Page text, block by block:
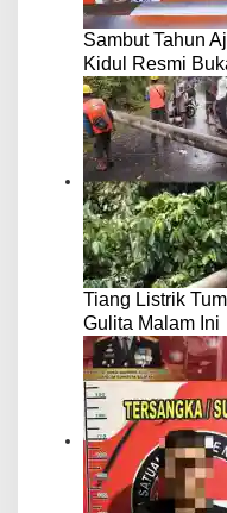
Sambut Tahun
Kidul Resmi
Tiang Listrik
Gulita Malam Ini